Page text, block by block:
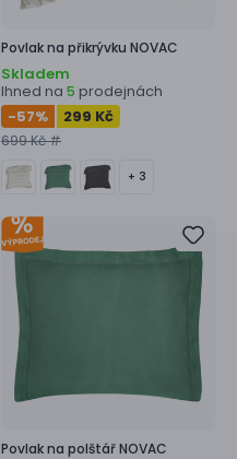
Povlak na přikrývku NOVAC
Skladem
Ihned na 5 prodejnách
-57% 299 Kč
699 Kč #
+ 3
Povlak na polštářNOVAC